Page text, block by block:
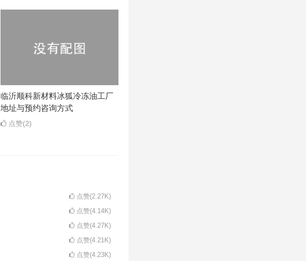
临沂顺科新材料冰狐冷冻油工厂
地址与预约咨询方式
点赞(2)
点赞(2.27K)
点赞(4.14K)
点赞(4.27K)
点赞(4.21K)
点赞(4.23K)